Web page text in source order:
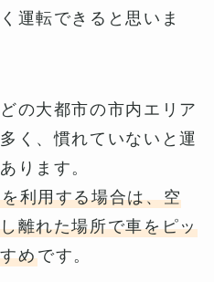
運転できると思いま
の大都市の市内エリア
く、慣れていないと運
ります。
利用する場合は、空
離れた場所で車をピッ
めです。